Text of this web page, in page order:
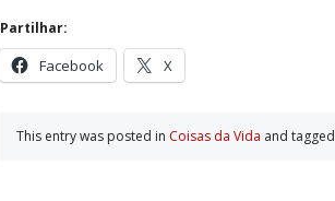
Partilhar:
Facebook X
This entry was posted in Coisas da Vida and tagged